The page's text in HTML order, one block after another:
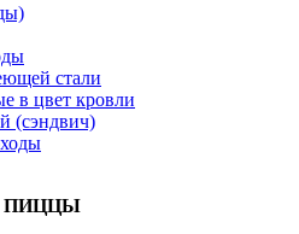
стали
в цвет кровли
(сэндвич)
ПИЦЦЫ